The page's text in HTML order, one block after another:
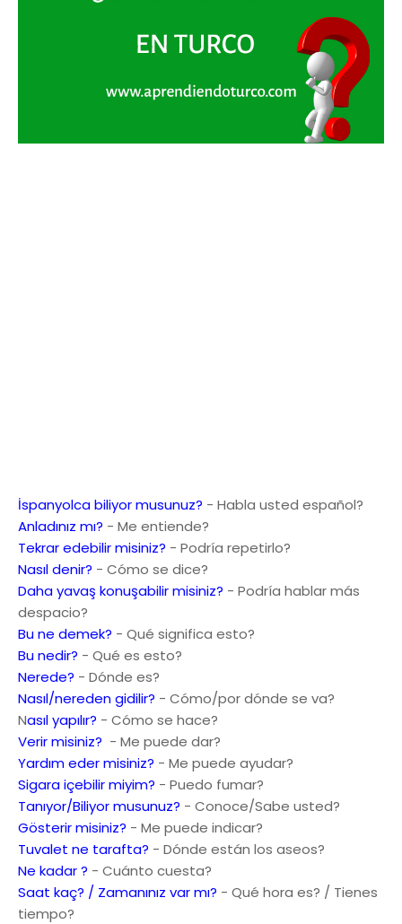
İspanyolca biliyor musunuz? - Habla usted español?
Anladınız mı? - Me entiende?
Tekrar edebilir misiniz? - Podría repetirlo?
Nasıl denir? - Cómo se dice?
Daha yavaş konuşabilir misiniz? - Podría hablar más
despacio?
Bu ne demek? - Qué significa esto?
Bu nedir? - Qué es esto?
Nerede? - Dónde es?
Nasıl/nereden gidilir? - Cómo/por dónde se va?
Nasıl yapılır? - Cómo se hace?
Verir misiniz? - Me puede dar?
Yardım eder misiniz? - Me puede ayudar?
Sigara içebilir miyim? - Puedo fumar?
Tanıyor/Biliyor musunuz? - Conoce/Sabe usted?
Gösterir misiniz? - Me puede indicar?
Tuvalet ne tarafta? - Dónde están los aseos?
Ne kadar ? - Cuánto cuesta?
Saat kaç? / Zamanınız var mı? - Qué hora es? / Tienes
tiempo?